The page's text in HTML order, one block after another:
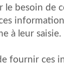
le besoin de
à leur
fournir ces